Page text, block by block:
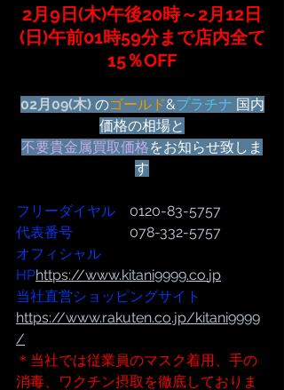
2月9日(木)午後20時～2月12日
(日)午前01時59分まで店内全て
15％OFF
02月09(木) のゴールド&プラチナ 国内
価格の相場と
不要貴金属買取価格をお知らせ致しま
す
フリーダイヤル 0120-83-5757
代表番号
              078-332-5757
オフィシャル
HPhttps://www.kitani9999.co.jp
当社直営ショッピングサイト
https://www.rakuten.co.jp/kitani9999
/
＊当社では従業員のマスク着用、手の
消毒、ワクチン摂取を徹底しておりま